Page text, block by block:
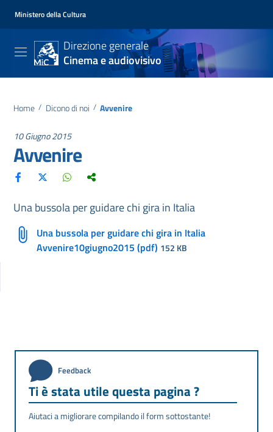
Ministero della Cultura
Direzione generale
Cinema e audiovisivo
Home / Dicono di noi / Avvenire
10 Giugno 2015
Avvenire
Una bussola per guidare chi gira in Italia
Una bussola per guidare chi gira in Italia
Avvenire10giugno2015 (pdf) 152 KB
Feedback
Ti è stata utile questa pagina ?
Aiutaci a migliorare compilando il form sottostante!